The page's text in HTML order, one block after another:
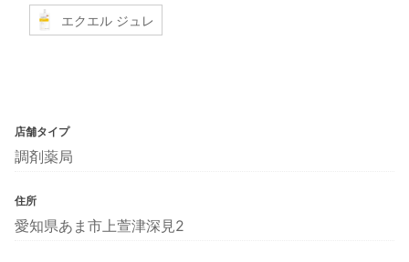
エクエル ジュレ
店舗タイプ
調剤薬局
住所
愛知県あま市上萱津深見2